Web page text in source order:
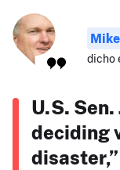
dicho
U.S.
deciding